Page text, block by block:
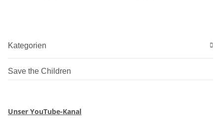
Kategorien
Save the Children
Unser YouTube-Kanal